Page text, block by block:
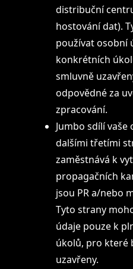
distribuční
hostování dat).
používat osobní
konkrétních
smluvně
odpovědné za
zpracování.
Jumbo sdílí vaše
dalšími třetími
zaměstnává k
propagačních
jsou PR a/nebo
Tyto strany
údaje pouze k
úkolů, pro které
uzavřeny.